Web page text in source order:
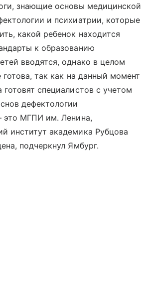
знающие основы медицинской
и психиатрии, которые
какой ребенок находится
к образованию
вводятся, однако в целом
так как на данный момент
готовят специалистов с учетом
дефектологии
это МГПИ им. Ленина,
институт академика Рубцова
подчеркнул Ямбург.